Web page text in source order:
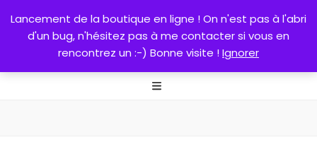
Lancement de la boutique en ligne ! On n'est pas à l'abri
d'un bug, n'hésitez pas à me contacter si vous en
rencontrez un :-) Bonne visite !Ignorer